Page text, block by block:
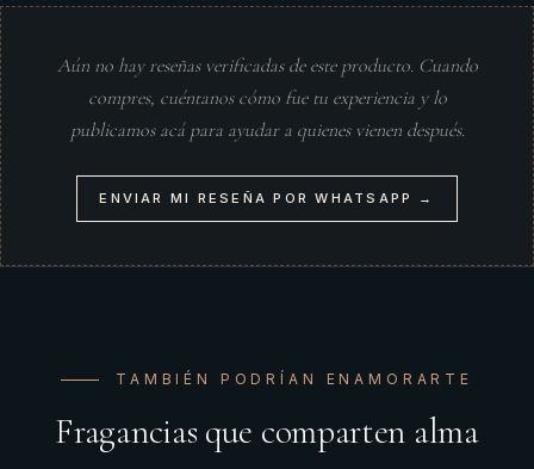
Aún no hay reseñas verificadas de este producto. Cuando
compres, cuéntanos cómo fue tu experiencia y lo
publicamos acá para ayudar a quienes vienen después.
ENVIAR MI RESEÑA POR WHATSAPP →
TAMBIÉN PODRÍAN ENAMORARTE
Fragancias que comparten alma